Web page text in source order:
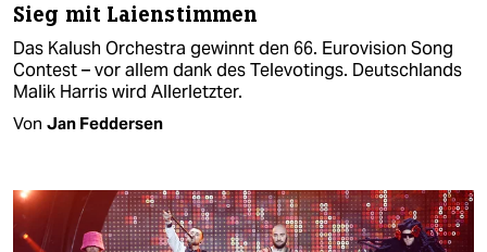
Sieg mit Laienstimmen
Das Kalush Orchestra gewinnt den 66. Eurovision Song
Contest – vor allem dank des Televotings. Deutschlands
Malik Harris wird Allerletzter.
Von Jan Feddersen